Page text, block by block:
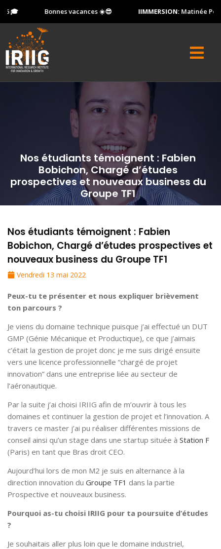
🎓 Bonnes vacances ☀️😎 IIMMERSION:Matinée Portes
Nos étudiants témoignent : Fabien
Bobichon, Chargé d’études
prospectives et nouveaux business du
Groupe TF1
Nos étudiants témoignent : Fabien
Bobichon, Chargé d’études prospectives et
nouveaux business du Groupe TF1
Vendredi 13 mai 2022
Peux-tu te présenter et nous expliquer brièvement
ton parcours ?
Je viens du domaine technique puisque j’ai effectué un DUT
GMP (Génie Mécanique et Productique), ce que j’aimais
c’était la gestion de projet donc je me suis dirigé ensuite
vers une licence professionnelle “chargé de projet
innovation” dans une entreprise liée au secteur de
l’aéronautique.
Par la suite j’ai choisi IRIIG afin de m’ouvrir à tous les
domaines et continuer la gestion de projet et l’innovation. A
travers ce master j’ai pu réaliser différentes missions de
conseil ainsi qu’un stage dans une startup située à Station F
(Paris) en tant que Bras droit CEO.
Aujourd’hui lors de mon M2 je suis en alternance à la
direction innovation du Groupe TF1 dans la partie
Prospective et nouveaux business.
Pourquoi as-tu choisi IRIIG pour ta poursuite d’études
?
Je souhaitais aller plus loin que le domaine industriel,